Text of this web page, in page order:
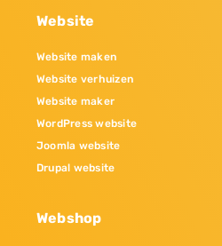
Website
Website maken
Website verhuizen
Website maker
WordPress website
Joomla website
Drupal website
Webshop